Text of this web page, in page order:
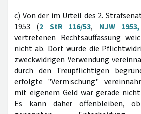
c) Von der im Urteil des 2.
1953 (2 StR 116/53, NJW
vertretenen Rechtsauffassung
nicht ab. Dort wurde die
zweckwidrigen Verwendung
durch den Treupflichtigen
erfolgte "Vermischung"
mit eigenem Geld war gerade
Es kann daher offenbleiben,